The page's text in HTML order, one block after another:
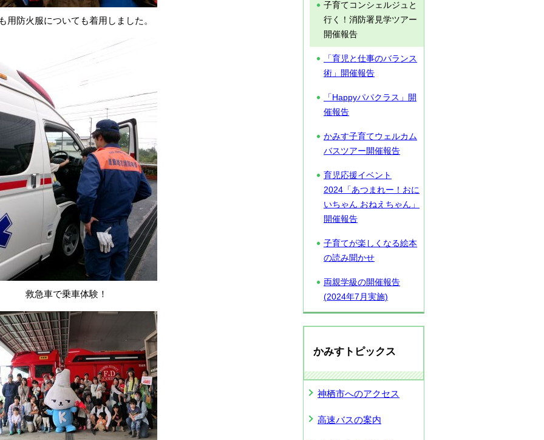
用防火服についても着用しました。
救急車で乗車体験！
子育てコンシェルジュと
行く！消防署見学ツアー
開催報告
「育児と仕事のバランス
術」開催報告
「Happyパパクラス」開
催報告
かみす子育てウェルカム
バスツアー開催報告
育児応援イベント
2024「あつまれー！おに
いちゃん おねえちゃん」
開催報告
子育てが楽しくなる絵本
の読み聞かせ
両親学級の開催報告
(2024年7月実施)
かみすトピックス
神栖市へのアクセス
高速バスの案内